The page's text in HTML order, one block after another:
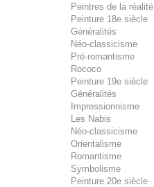
Peintres de la réalité
Peinture 18e siècle
Généralités
Néo-classicisme
Pré-romantisme
Rococo
Peinture 19e siècle
Généralités
Impressionnisme
Les Nabis
Néo-classicisme
Orientalisme
Romantisme
Symbolisme
Peinture 20e siècle